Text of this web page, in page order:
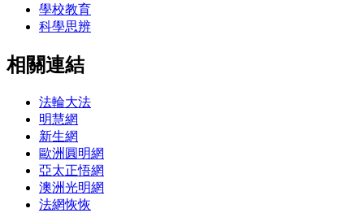
學校教育
科學思辨
相關連結
法輪大法
明慧網
新生網
歐洲圓明網
亞太正悟網
澳洲光明網
法網恢恢